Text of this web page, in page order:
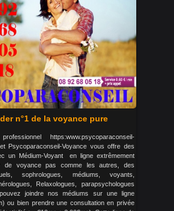
n°1 de la voyance pure
https:www.psycoparaconseil-
Psycoparaconseil-Voyance vous offre des
un Médium-Voyant en ligne extrêmement
de voyance pas comme les autres, des
sophrologues, médiums, voyants,
Relaxologues, parapsychologues
joindre nos médiums sur une ligne
ou bien prendre une consultation en privée